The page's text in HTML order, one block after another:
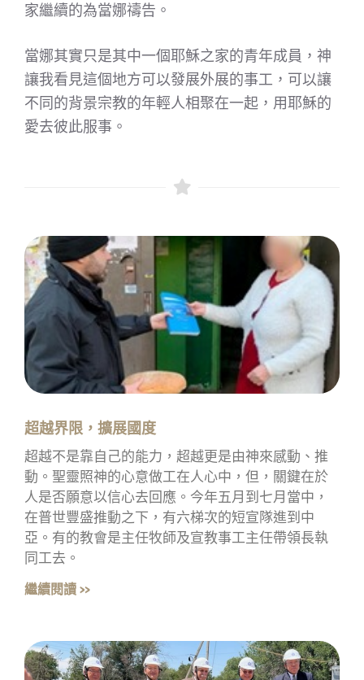
家繼續的為當娜禱告。
當娜其實只是其中一個耶穌之家的青年成員，神
讓我看見這個地方可以發展外展的事工，可以讓
不同的背景宗教的年輕人相聚在一起，用耶穌的
愛去彼此服事。
超越界限，擴展國度
超越不是靠自己的能力，超越更是由神來感動、推
動。聖靈照神的心意做工在人心中，但，關鍵在於
人是否願意以信心去回應。今年五月到七月當中，
在普世豐盛推動之下，有六梯次的短宣隊進到中
亞。有的教會是主任牧師及宣教事工主任帶領長執
同工去。
繼續閱讀 »